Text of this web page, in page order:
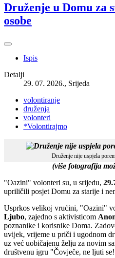
Druženje u Domu za
osobe
Ispis
Detalji
29. 07. 2026., Srijeda
volontiranje
druženja
volonteri
*Volontirajmo
Druženje nije uspjela
(više fotografija
"Oazini" volonteri su, u srijedu,
upriličili posjet Domu za starije i
Usprkos velikoj vrućini, "Oazini"
Ljubo, zajedno s aktivisticom
poznanike i korisnike Doma.
uvijek, vrijeme u priči i ugodnom
uz već uobičajenu želju za novim
društvenu igru "Čovječe, ne ljuti